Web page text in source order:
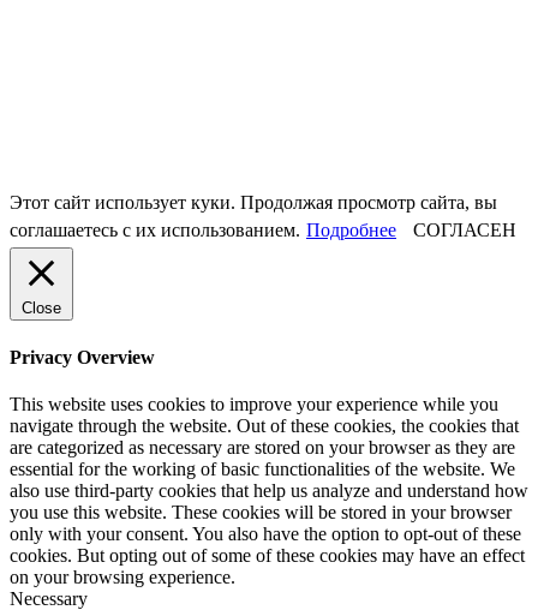
Этот сайт использует куки. Продолжая просмотр сайта, вы
соглашаетесь с их использованием. Подробнее СОГЛАСЕН
Close
Privacy Overview
This website uses cookies to improve your experience while you
navigate through the website. Out of these cookies, the cookies that
are categorized as necessary are stored on your browser as they are
essential for the working of basic functionalities of the website. We
also use third-party cookies that help us analyze and understand how
you use this website. These cookies will be stored in your browser
only with your consent. You also have the option to opt-out of these
cookies. But opting out of some of these cookies may have an effect
on your browsing experience.
Necessary